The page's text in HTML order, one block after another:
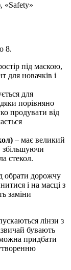
«Safety»
8.
під маскою,
для новачків і
для
порівняно
продувати від
– має великий
збільшуючи
стекол.
обрати дорожчу
і на масці з
заміни
лінзи з
бувають
придбати